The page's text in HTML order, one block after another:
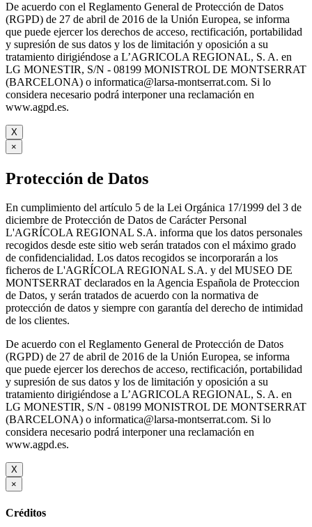
De acuerdo con el Reglamento General de Protección de Datos
(RGPD) de 27 de abril de 2016 de la Unión Europea, se informa
que puede ejercer los derechos de acceso, rectificación, portabilidad
y supresión de sus datos y los de limitación y oposición a su
tratamiento dirigiéndose a L’AGRICOLA REGIONAL, S. A. en
LG MONESTIR, S/N - 08199 MONISTROL DE MONTSERRAT
(BARCELONA) o informatica@larsa-montserrat.com. Si lo
considera necesario podrá interponer una reclamación en
www.agpd.es.
X
×
Protección de Datos
En cumplimiento del artículo 5 de la Lei Orgánica 17/1999 del 3 de
diciembre de Protección de Datos de Carácter Personal
L'AGRÍCOLA REGIONAL S.A. informa que los datos personales
recogidos desde este sitio web serán tratados con el máximo grado
de confidencialidad. Los datos recogidos se incorporarán a los
ficheros de L'AGRÍCOLA REGIONAL S.A. y del MUSEO DE
MONTSERRAT declarados en la Agencia Española de Proteccion
de Datos, y serán tratados de acuerdo con la normativa de
protección de datos y siempre con garantía del derecho de intimidad
de los clientes.
De acuerdo con el Reglamento General de Protección de Datos
(RGPD) de 27 de abril de 2016 de la Unión Europea, se informa
que puede ejercer los derechos de acceso, rectificación, portabilidad
y supresión de sus datos y los de limitación y oposición a su
tratamiento dirigiéndose a L’AGRICOLA REGIONAL, S. A. en
LG MONESTIR, S/N - 08199 MONISTROL DE MONTSERRAT
(BARCELONA) o informatica@larsa-montserrat.com. Si lo
considera necesario podrá interponer una reclamación en
www.agpd.es.
X
×
Créditos